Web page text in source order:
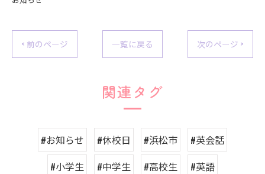
< 前のページ 一覧に戻る 次のページ >
関連タグ
#お知らせ #休校日 #浜松市
#英会話
#小学生
#中学生 #高校生 #英語